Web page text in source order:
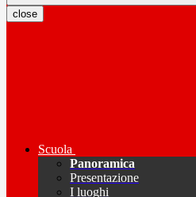
close
Scuola
Panoramica
Presentazione
I luoghi